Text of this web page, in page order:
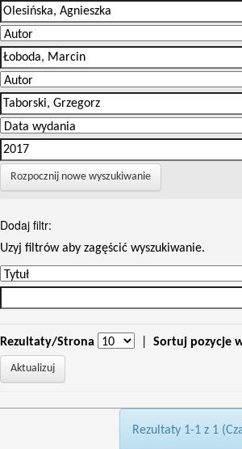
Rozpocznij nowe wyszukiwanie
Dodaj filtr:
Uzyj filtrów aby zagęścić wyszukiwanie.
Rezultaty/Strona Sortuj pozycje
Rezultaty 1-1 z 1